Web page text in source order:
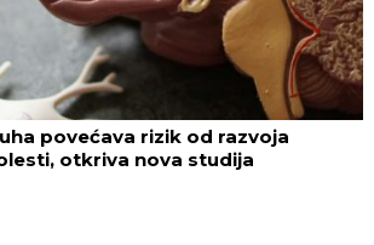
povećava rizik od razvoja
otkriva nova studija